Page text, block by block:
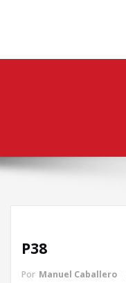
P38
Por Manuel Caballero